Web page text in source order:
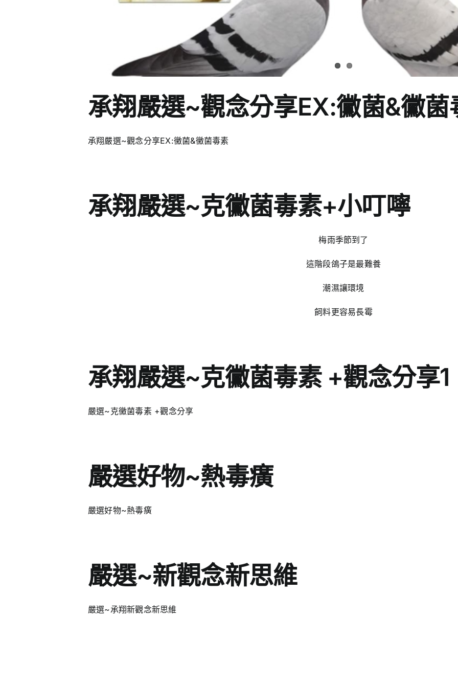
承翔嚴選~觀念分享EX:黴菌&黴菌
承翔嚴選~觀念分享EX:黴菌&黴菌毒素
承翔嚴選~克黴菌毒素+小叮嚀
梅雨季節到了
這階段鴿子是最難養
潮濕讓環境
飼料更容易長霉
承翔嚴選~克黴菌毒素 +觀念分享1
嚴選~克黴菌毒素 +觀念分享
嚴選好物~熱毒癀
嚴選好物~熱毒癀
嚴選~新觀念新思維
嚴選~承翔新觀念新思維